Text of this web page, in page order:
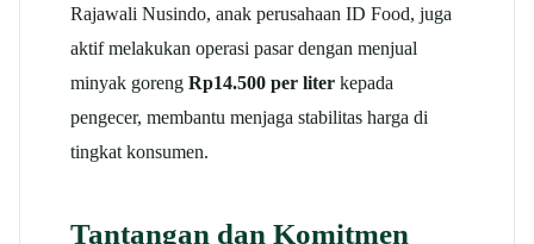
Rajawali Nusindo, anak perusahaan ID Food, juga
aktif melakukan operasi pasar dengan menjual
minyak goreng Rp14.500 per liter kepada
pengecer, membantu menjaga stabilitas harga di
tingkat konsumen.
Tantangan dan Komitmen